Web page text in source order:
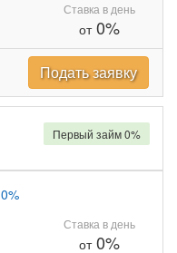
Ставка в день
от0%
Подать заявку
Ставка в день
от0%
Первый займ 0%